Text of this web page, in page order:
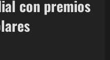
con premios